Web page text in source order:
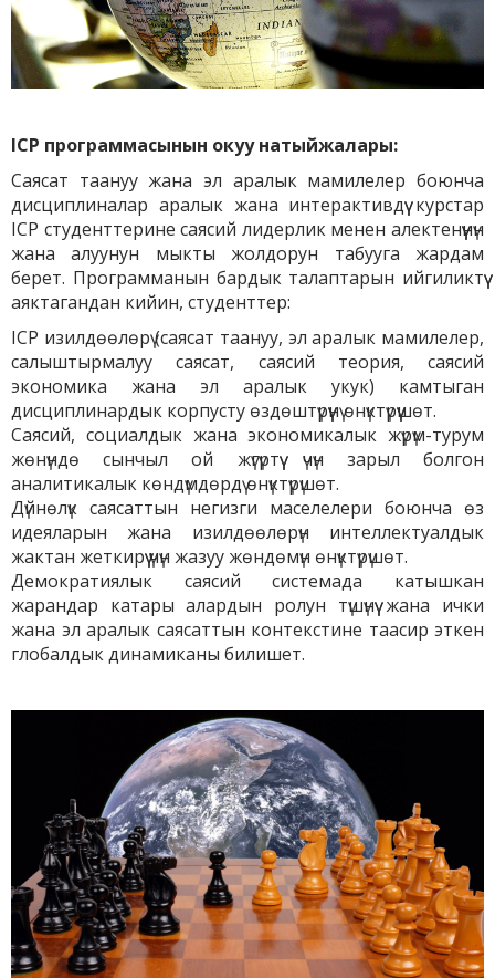
ICP программасынын окуу натыйжалары:
Саясат таануу жана эл аралык мамилелер боюнча
дисциплиналар аралык жана интерактивдүү курстар
ICP студенттерине саясий лидерлик менен алектенүүнүн
жана алуунун мыкты жолдорун табууга жардам
берет. Программанын бардык талаптарын ийгиликтүү
аяктагандан кийин, студенттер:
ICP изилдөөлөрү (саясат таануу, эл аралык мамилелер,
салыштырмалуу саясат, саясий теория, саясий
экономика жана эл аралык укук) камтыган
дисциплинардык корпусту өздөштүрүүнү өнүктүрүүшөт.
Саясий, социалдык жана экономикалык жүрүм-турум
жөнүндө сынчыл ой жүгүртүү үчүн зарыл болгон
аналитикалык көндүмдөрдү өнүктүрүшөт.
Дүйнөлүк саясаттын негизги маселелери боюнча өз
идеяларын жана изилдөөлөрүн интеллектуалдык
жактан жеткирүү үчүн жазуу жөндөмүн өнүктүрүшөт.
Демократиялык саясий системада катышкан
жарандар катары алардын ролун түшүнүү жана ички
жана эл аралык саясаттын контекстине таасир эткен
глобалдык динамиканы билишет.